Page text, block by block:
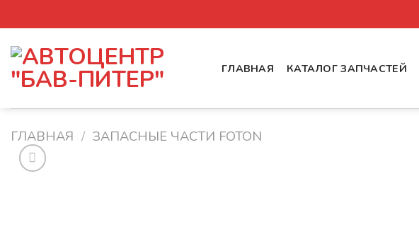
to
content
ГЛАВНАЯ КАТАЛОГ ЗАПЧАСТЕЙ
ГЛАВНАЯ / ЗАПАСНЫЕ ЧАСТИ FOTON